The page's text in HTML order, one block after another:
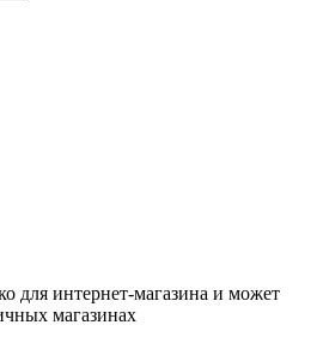
для интернет-магазина и может
магазинах